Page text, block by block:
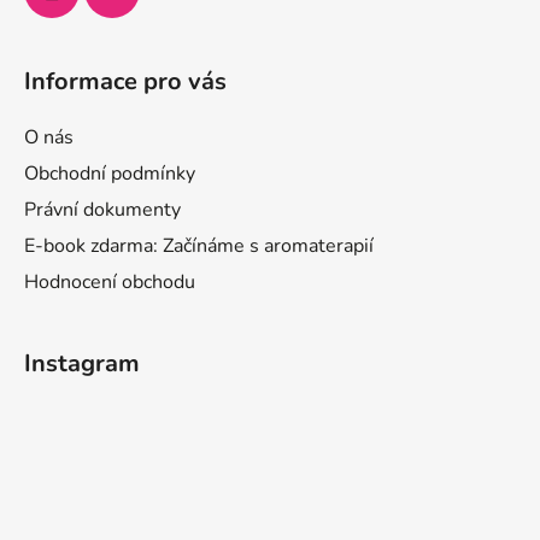
Informace pro vás
O nás
Obchodní podmínky
Právní dokumenty
E-book zdarma: Začínáme s aromaterapií
Hodnocení obchodu
Instagram